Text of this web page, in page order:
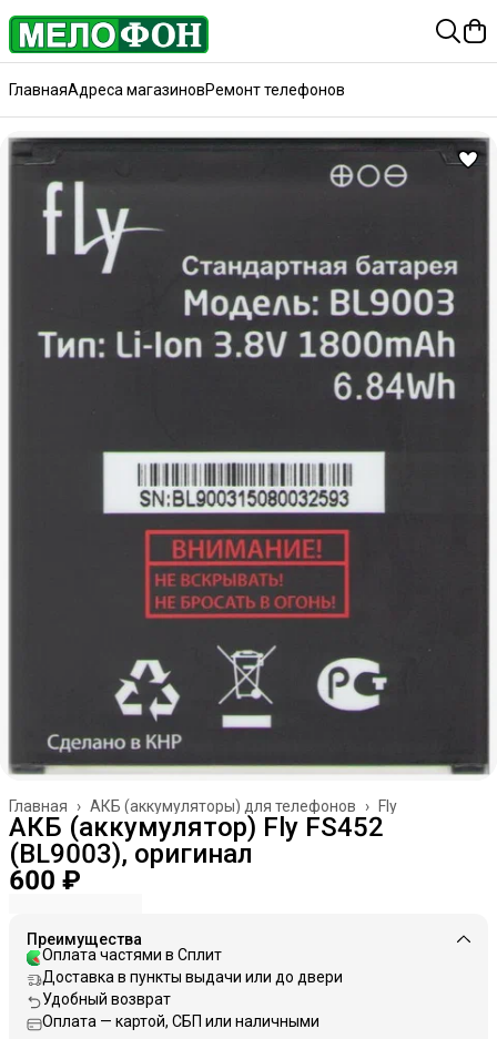
ГлавнаяАдреса магазиновРемонт телефонов
Fly
АКБ (аккумуляторы) для телефонов ›
Главная ›
АКБ (аккумулятор) Fly FS452
(BL9003), оригинал
600 ₽
Преимущества
Оплата частями в Сплит
Доставка в пункты выдачи или до двери
Удобный возврат
Оплата — картой, СБП или наличными